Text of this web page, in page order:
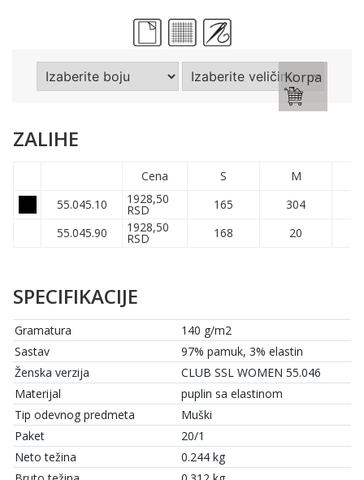
Korpa
ZALIHE
Cena S
M
55.045.10
1928,50
RSD 165 304
55.045.90
1928,50
RSD 168 20
SPECIFIKACIJE
Gramatura
140 g/m2
Sastav
97% pamuk, 3% elastin
Ženska verzija
CLUB SSL WOMEN 55.046
Materijal
puplin sa elastinom
Tip odevnog predmeta
Muški
Paket
20/1
Neto težina
0.244 kg